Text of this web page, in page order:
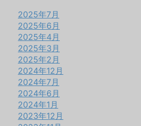
2025年7月
2025年6月
2025年4月
2025年3月
2025年2月
2024年12月
2024年7月
2024年6月
2024年1月
2023年12月